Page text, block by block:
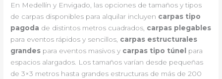
En Medellín y Envigado, las opciones de tamaños y tipos
de carpas disponibles para alquilar incluyen carpas tipo
pagoda de distintos metros cuadrados, carpas plegables
para eventos rápidos y sencillos, carpas estructurales
grandes para eventos masivos y carpas tipo túnel
para
espacios alargados. Los tamaños varían desde pequeñas
de 3×3 metros hasta grandes estructuras de más de 200